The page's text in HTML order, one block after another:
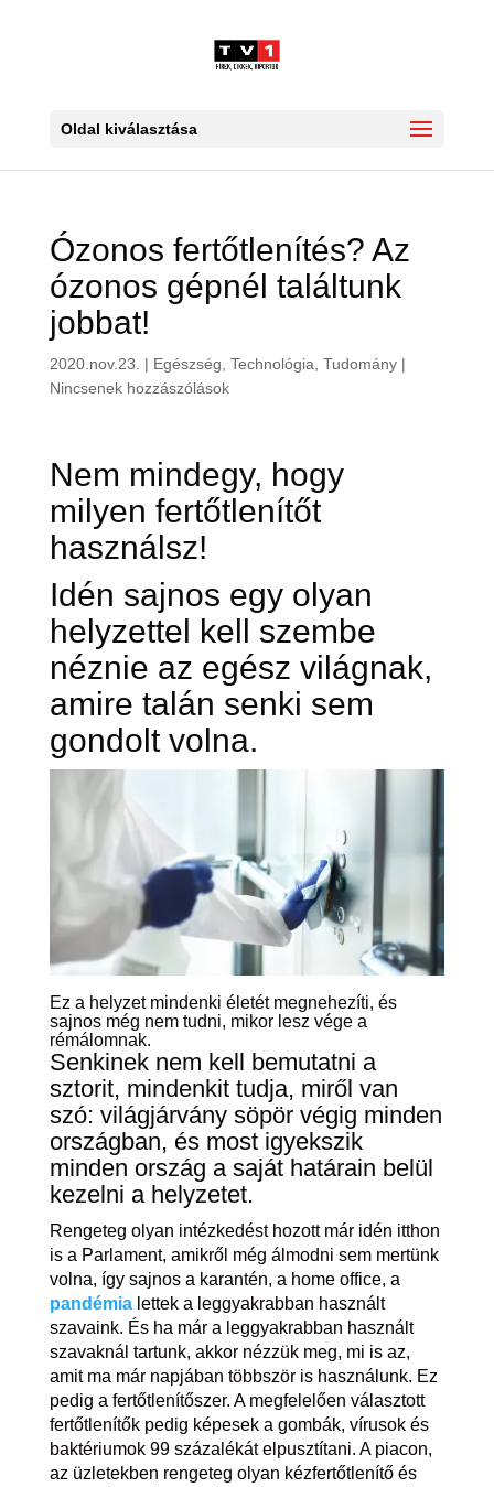
Oldal kiválasztása
Ózonos fertőtlenítés? Az
ózonos gépnél találtunk
jobbat!
2020.nov.23. | Egészség Technológia Tudomány|
Nincsenek hozzászólások
Nem mindegy, hogy
milyen fertőtlenítőt
használsz!
Idén sajnos egy olyan
helyzettel kell szembe
néznie az egész világnak,
amire talán senki sem
gondolt volna.
Ez a helyzet mindenki életét megnehezíti, és
sajnos még nem tudni, mikor lesz vége a
rémálomnak.
Senkinek nem kell bemutatni a
sztorit, mindenkit tudja, miről van
szó: világjárvány söpör végig minden
országban, és most igyekszik
minden ország a saját határain belül
kezelni a helyzetet.
Rengeteg olyan intézkedést hozott már idén itthon
is a Parlament, amikről még álmodni sem mertünk
volna, így sajnos a karantén, a home office, a
pandémialettek a leggyakrabban használt
szavaink. És ha már a leggyakrabban használt
szavaknál tartunk, akkor nézzük meg, mi is az,
amit ma már napjában többször is használunk. Ez
pedig a fertőtlenítőszer. A megfelelően választott
fertőtlenítők pedig képesek a gombák, vírusok és
baktériumok 99 százalékát elpusztítani. A piacon,
az üzletekben rengeteg olyan kézfertőtlenítő és